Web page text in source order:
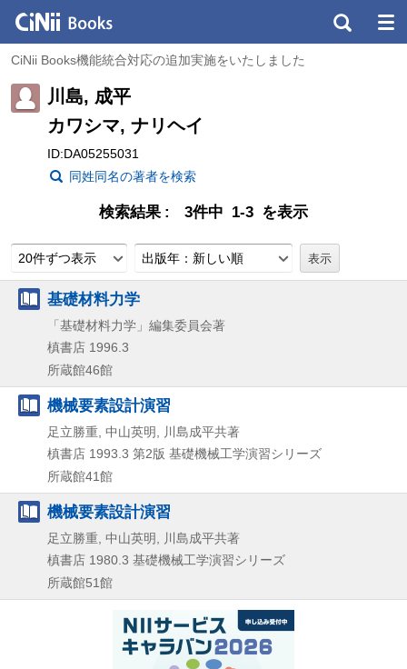
CiNii Books機能統合対応の追加実施をいたしました
川島, 成平
カワシマ, ナリヘイ
ID:DA05255031
同姓同名の著者を検索
検索結果 3件中 1-3 を表示
20件ずつ表示 出版年：新しい順
基礎材料力学
「基礎材料力学」編集委員会著
槙書店 1996.3
所蔵館46館
機械要素設計演習
足立勝重, 中山英明, 川島成平共著
槙書店 1993.3 第2版 基礎機械工学演習シリーズ
所蔵館41館
機械要素設計演習
足立勝重, 中山英明, 川島成平共著
槙書店 1980.3 基礎機械工学演習シリーズ
所蔵館51館